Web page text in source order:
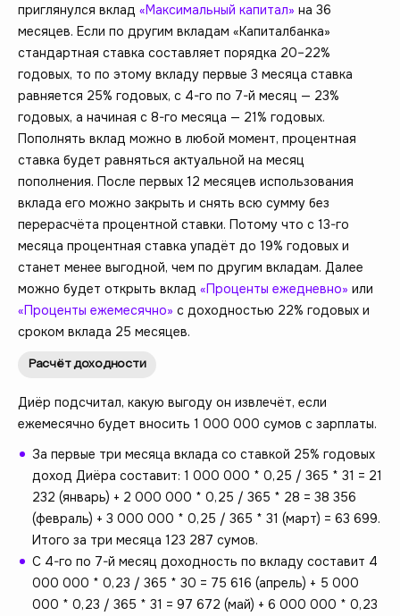
приглянулся вклад «Максимальный капитал» на 36
месяцев. Если по другим вкладам «Капиталбанка»
стандартная ставка составляет порядка 20–22%
годовых, то по этому вкладу первые 3 месяца ставка
равняется 25% годовых, с 4-го по 7-й месяц — 23%
годовых, а начиная с 8-го месяца — 21% годовых.
Пополнять вклад можно в любой момент, процентная
ставка будет равняться актуальной на месяц
пополнения. После первых 12 месяцев использования
вклада его можно закрыть и снять всю сумму без
перерасчёта процентной ставки. Потому что с 13-го
месяца процентная ставка упадёт до 19% годовых и
станет менее выгодной, чем по другим вкладам. Далее
можно будет открыть вклад «Проценты ежедневно» или
«Проценты ежемесячно» с доходностью 22% годовых и
сроком вклада 25 месяцев.
Расчёт доходности
Диёр подсчитал, какую выгоду он извлечёт, если
ежемесячно будет вносить 1 000 000 сумов с зарплаты.
За первые три месяца вклада со ставкой 25% годовых
доход Диёра составит: 1 000 000 * 0,25 / 365 * 31 = 21
232 (январь) + 2 000 000 * 0,25 / 365 * 28 = 38 356
(февраль) + 3 000 000 * 0,25 / 365 * 31 (март) = 63 699.
Итого за три месяца 123 287 сумов.
С 4-го по 7-й месяц доходность по вкладу составит 4
000 000 * 0,23 / 365 * 30 = 75 616 (апрель) + 5 000
000 * 0,23 / 365 * 31 = 97 672 (май) + 6 000 000 * 0,23